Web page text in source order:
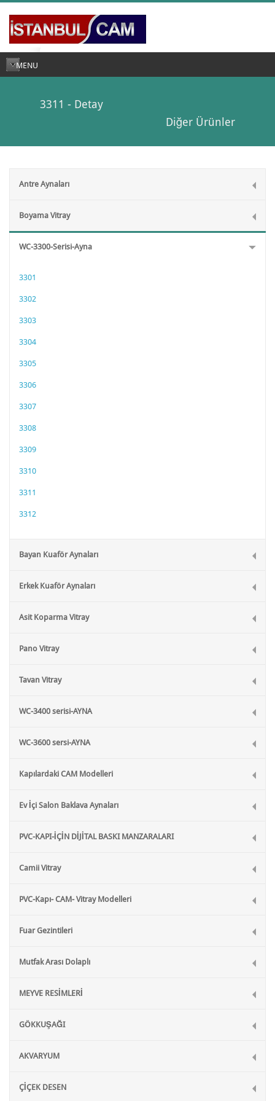
MENU
3311 - Detay
Diğer Ürünler
Antre Aynaları
Boyama Vitray
WC-3300-Serisi-Ayna
3301
3302
3303
3304
3305
3306
3307
3308
3309
3310
3311
3312
Bayan Kuaför Aynaları
Erkek Kuaför Aynaları
Asit Koparma Vitray
Pano Vitray
Tavan Vitray
WC-3400 serisi-AYNA
WC-3600 sersi-AYNA
Kapılardaki CAM Modelleri
Ev İçi Salon Baklava Aynaları
PVC-KAPI-İÇİN DİJİTAL BASKI MANZARALARI
Camii Vitray
PVC-Kapı- CAM- Vitray Modelleri
Fuar Gezintileri
Mutfak Arası Dolaplı
MEYVE RESİMLERİ
GÖKKUŞAĞI
AKVARYUM
ÇİÇEK DESEN